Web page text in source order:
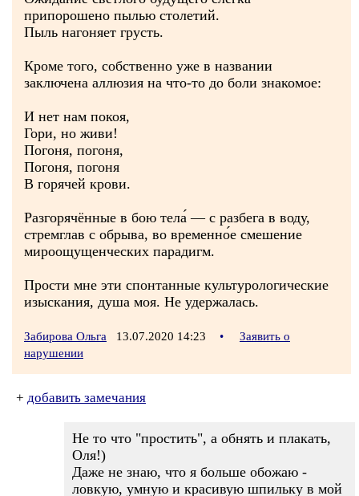
припорошено пылью столетий.
Пыль нагоняет грусть.
Кроме того, собственно уже в названии
заключена аллюзия на что-то до боли знакомое:
И нет нам покоя,
Гори, но живи!
Погоня, погоня,
Погоня, погоня
В горячей крови.
Разгорячённые в бою тела́ — с разбега в воду,
стремглав с обрыва, во временно́е смешение
мироощущенческих парадигм.
Прости мне эти спонтанные культурологические
изыскания, душа моя. Не удержалась.
Забирова Ольга 13.07.2020 14:23 •
Заявить о
нарушении
+ добавить замечания
Не то что "простить", а обнять и плакать,
Оля!)
Даже не знаю, что я больше обожаю -
ловкую, умную и красивую шпильку в мой